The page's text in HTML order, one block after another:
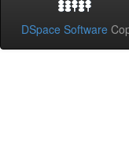
DSpace Software